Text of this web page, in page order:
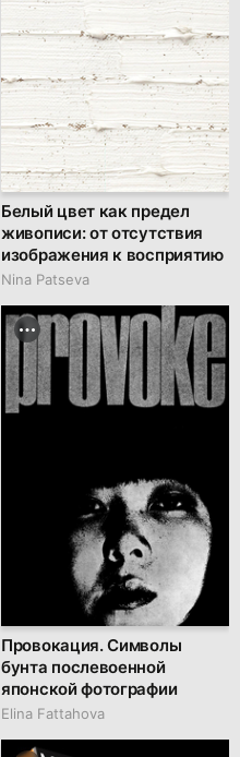
Белый цвет как предел
живописи: от отсутствия
изображения к восприятию
Nina Patseva
Провокация. Символы
бунта послевоенной
японской фотографии
Elina Fattahova